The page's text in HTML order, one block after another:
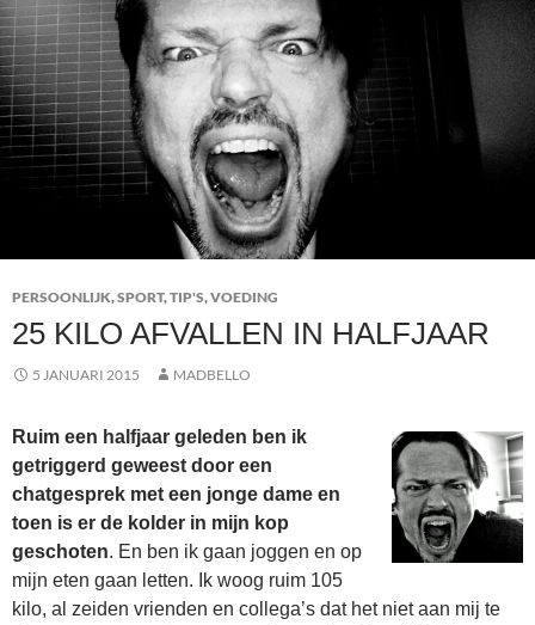
PERSOONLIJK,SPORT,TIP'S,VOEDING
25 KILO AFVALLEN IN HALFJAAR
5 JANUARI 2015 MADBELLO
Ruim een halfjaar geleden ben ik
getriggerd geweest door een
chatgesprek met een jonge dame en
toen is er de kolder in mijn kop
geschoten. En ben ik gaan joggen en op
mijn eten gaan letten. Ik woog ruim 105
kilo, al zeiden vrienden en collega’s dat het niet aan mij te